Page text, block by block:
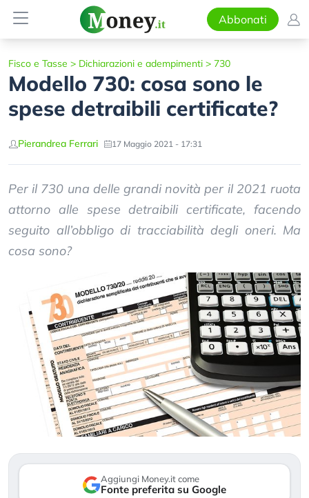
Abbonati
Fisco e Tasse > Dichiarazioni e adempimenti > 730
Modello 730: cosa sono le
spese detraibili certificate?
Pierandrea Ferrari 17 Maggio 2021 - 17:31
Per il 730 una delle grandi novità per il 2021 ruota
attorno alle spese detraibili certificate, facendo
seguito all’obbligo di tracciabilità degli oneri. Ma
cosa sono?
Aggiungi Money.it come
Fonte preferita su Google